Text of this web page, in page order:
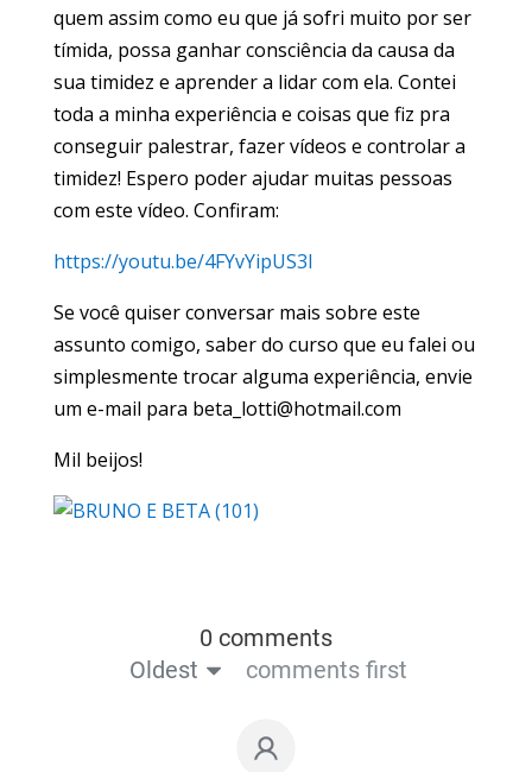
quem assim como eu que já sofri muito por ser
tímida, possa ganhar consciência da causa da
sua timidez e aprender a lidar com ela. Contei
toda a minha experiência e coisas que fiz pra
conseguir palestrar, fazer vídeos e controlar a
timidez! Espero poder ajudar muitas pessoas
com este vídeo. Confiram:
https://youtu.be/4FYvYipUS3I
Se você quiser conversar mais sobre este
assunto comigo, saber do curso que eu falei ou
simplesmente trocar alguma experiência, envie
um e-mail para beta_lotti@hotmail.com
Mil beijos!
0 comments
Oldest
comments first